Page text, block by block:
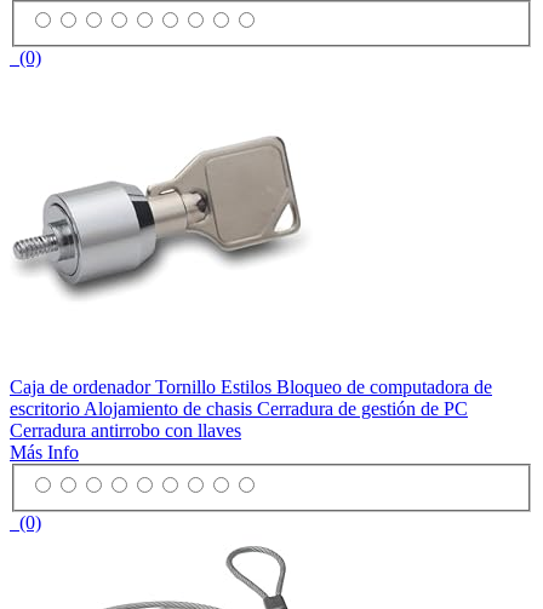
(0)
Caja de ordenador Tornillo Estilos Bloqueo de computadora de
escritorio Alojamiento de chasis Cerradura de gestión de PC
Cerradura antirrobo con llaves
Más Info
(0)